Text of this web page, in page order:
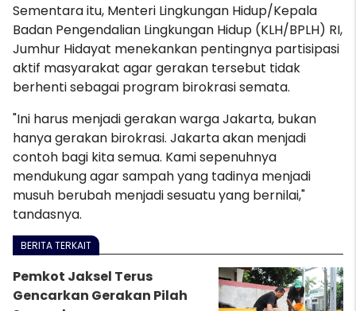
Sementara itu, Menteri Lingkungan Hidup/Kepala
Badan Pengendalian Lingkungan Hidup (KLH/BPLH) RI,
Jumhur Hidayat menekankan pentingnya partisipasi
aktif masyarakat agar gerakan tersebut tidak
berhenti sebagai program birokrasi semata.
"Ini harus menjadi gerakan warga Jakarta, bukan
hanya gerakan birokrasi. Jakarta akan menjadi
contoh bagi kita semua. Kami sepenuhnya
mendukung agar sampah yang tadinya menjadi
musuh berubah menjadi sesuatu yang bernilai,"
tandasnya.
BERITA TERKAIT
Pemkot Jaksel Terus
Gencarkan Gerakan Pilah